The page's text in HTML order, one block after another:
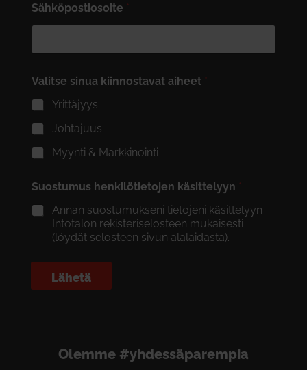
Sähköpostiosoite *
Valitse sinua kiinnostavat aiheet *
Yrittäjyys
Johtajuus
Myynti & Markkinointi
Suostumus henkilötietojen käsittelyyn *
Annan suostumukseni tietojeni käsittelyyn
Intotalon rekisteriselosteen mukaisesti
(löydät selosteen sivun alalaidasta).
Lähetä
Olemme #yhdessäparempia